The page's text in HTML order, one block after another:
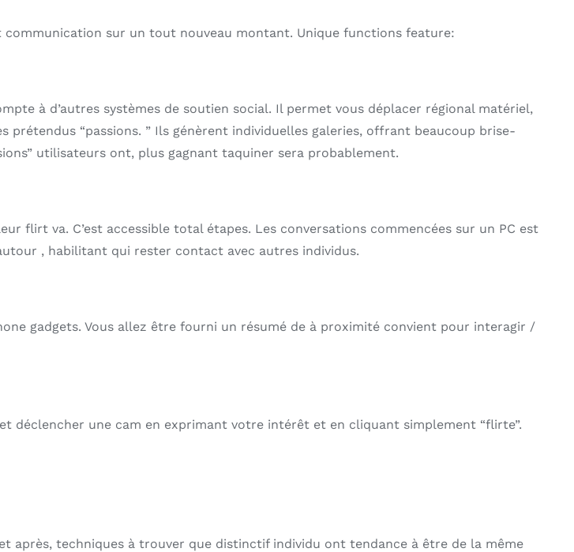
sur un tout nouveau montant. Unique functions feature:
à d’autres systèmes de soutien social. Il permet vous déplacer régional matériel,
“passions. ” Ils génèrent individuelles galeries, offrant beaucoup brise-
utilisateurs ont, plus gagnant taquiner sera probablement.
flirt va. C’est accessible total étapes. Les conversations commencées sur un PC est
, habilitant qui rester contact avec autres individus.
gadgets. Vous allez être fourni un résumé de à proximité convient pour interagir /
déclencher une cam en exprimant votre intérêt et en cliquant simplement “flirte”.
après, techniques à trouver que distinctif individu ont tendance à être de la même